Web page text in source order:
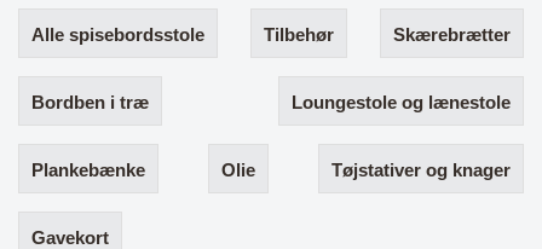
Alle spisebordsstole Tilbehør Skærebrætter
Bordben i træ Loungestole og lænestole
Plankebænke Olie Tøjstativer og knager
Gavekort